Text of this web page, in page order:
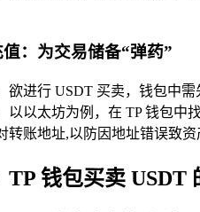
值：为交易储备“弹药”
欲进行 USDT 买卖，钱包中
以以太坊为例，在 TP 钱包中
转账地址,以防因地址错误致资
TP 钱包买卖 USDT